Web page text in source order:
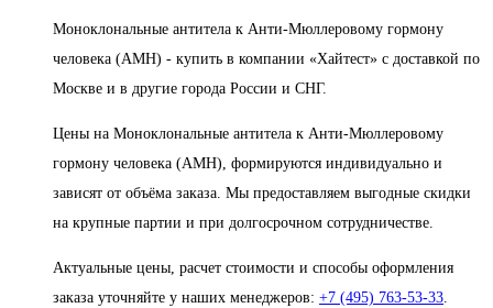
Моноклональные антитела к Анти-Мюллеровому гормону
человека (AMH) - купить в компании «Хайтест» с доставкой по
Москве и в другие города России и СНГ.
Цены на Моноклональные антитела к Анти-Мюллеровому
гормону человека (AMH), формируются индивидуально и
зависят от объёма заказа. Мы предоставляем выгодные скидки
на крупные партии и при долгосрочном сотрудничестве.
Актуальные цены, расчет стоимости и способы оформления
заказа уточняйте у наших менеджеров: +7 (495) 763-53-33.